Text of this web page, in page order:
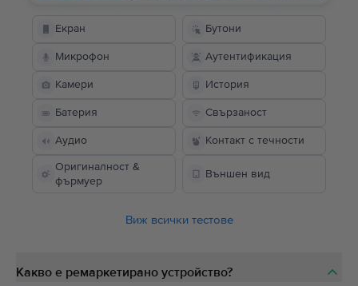
Екран Бутони
Микрофон Аутентификация
Камери История
Батерия Свързаност
Аудио
Контакт с течности
Оригиналност &
фърмуер
Външен вид
Виж всички тестове
Какво е ремаркетирано устройство?